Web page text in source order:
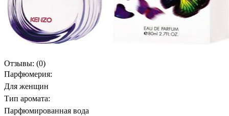
Отзывы: (0)
Парфюмерия:
Для женщин
Тип аромата:
Парфюмированная вода